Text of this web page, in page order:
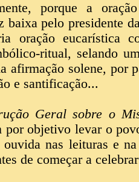
porque a
baixa pelo presidente
oração eucarística
ritual, selando
afirmação solene, por
e santificação...
Geral sobre o
por objetivo levar o
ouvida nas leituras e
de começar a